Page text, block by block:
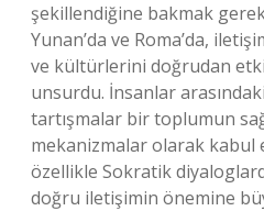
şekillendiğine bakmak
Yunan’da ve Roma’da,
ve kültürlerini doğrudan
unsurdu. İnsanlar
tartışmalar bir toplumun
mekanizmalar olarak kabul
özellikle Sokratik
doğru iletişimin önemine